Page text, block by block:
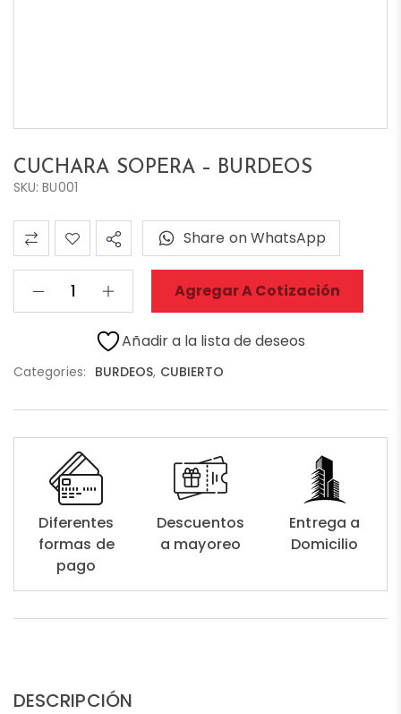
CUCHARA SOPERA – BURDEOS
SKU: BU001
Agregar A Cotización
Share on WhatsApp
Añadir a la lista de deseos
Categories: BURDEOS, CUBIERTO
Diferentes
formas de
pago
Descuentos
a mayoreo
Entrega a
Domicilio
DESCRIPCIÓN